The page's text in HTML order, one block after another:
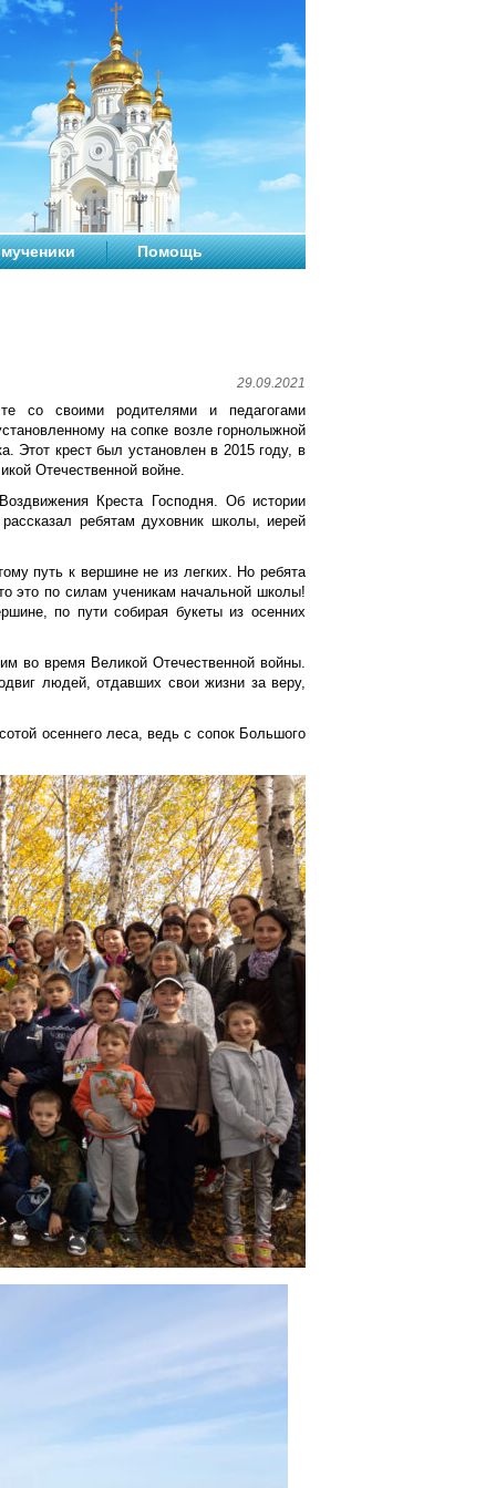
Помощь
29.09.2021
со своими родителями и педагогами
на сопке возле горнолыжной
Этот крест был установлен в 2015 году, в
Отечественной войне.
Креста Господня. Об истории
ребятам духовник школы, иерей
путь к вершине не из легких. Но ребята
это по силам ученикам начальной школы!
по пути собирая букеты из осенних
во время Великой Отечественной войны.
людей, отдавших свои жизни за веру,
осеннего леса, ведь с сопок Большого